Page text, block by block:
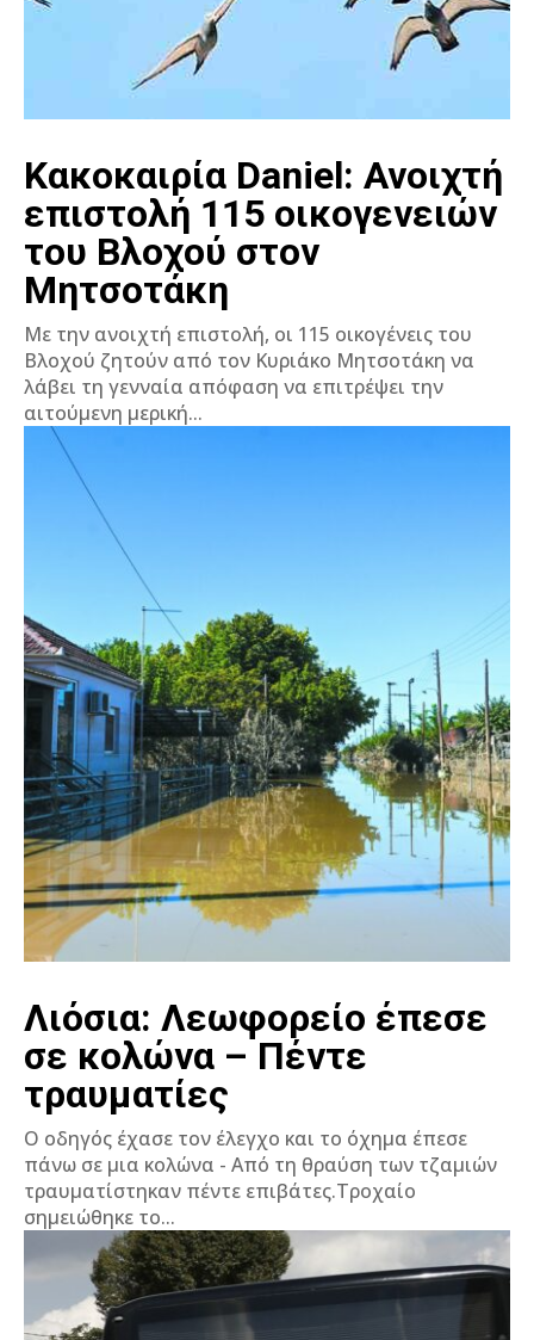
Κακοκαιρία Daniel: Ανοιχτή
επιστολή 115 οικογενειών
του Βλοχού στον
Μητσοτάκη
Με την ανοιχτή επιστολή, οι 115 οικογένεις του
Βλοχού ζητούν από τον Κυριάκο Μητσοτάκη να
λάβει τη γενναία απόφαση να επιτρέψει την
αιτούμενη μερική...
Λιόσια: Λεωφορείο έπεσε
σε κολώνα – Πέντε
τραυματίες
Ο οδηγός έχασε τον έλεγχο και το όχημα έπεσε
πάνω σε μια κολώνα - Από τη θραύση των τζαμιών
τραυματίστηκαν πέντε επιβάτες.Τροχαίο
σημειώθηκε το...